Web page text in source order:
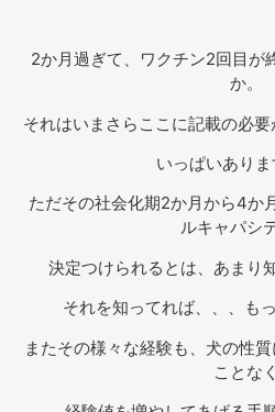
2か月過ぎて、ワクチン2回目が
か。
それはいまさらここに記載の必
いっぱいあり
ただその社会化期2か月から4か
ルキャパシ
決定つけられるとは、あまり
それを知ってれば、、、も
またその様々な経験も、犬の性
ことなく